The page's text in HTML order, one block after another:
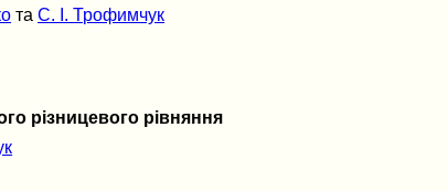
таС. І. Трофимчук
різницевого рівняння